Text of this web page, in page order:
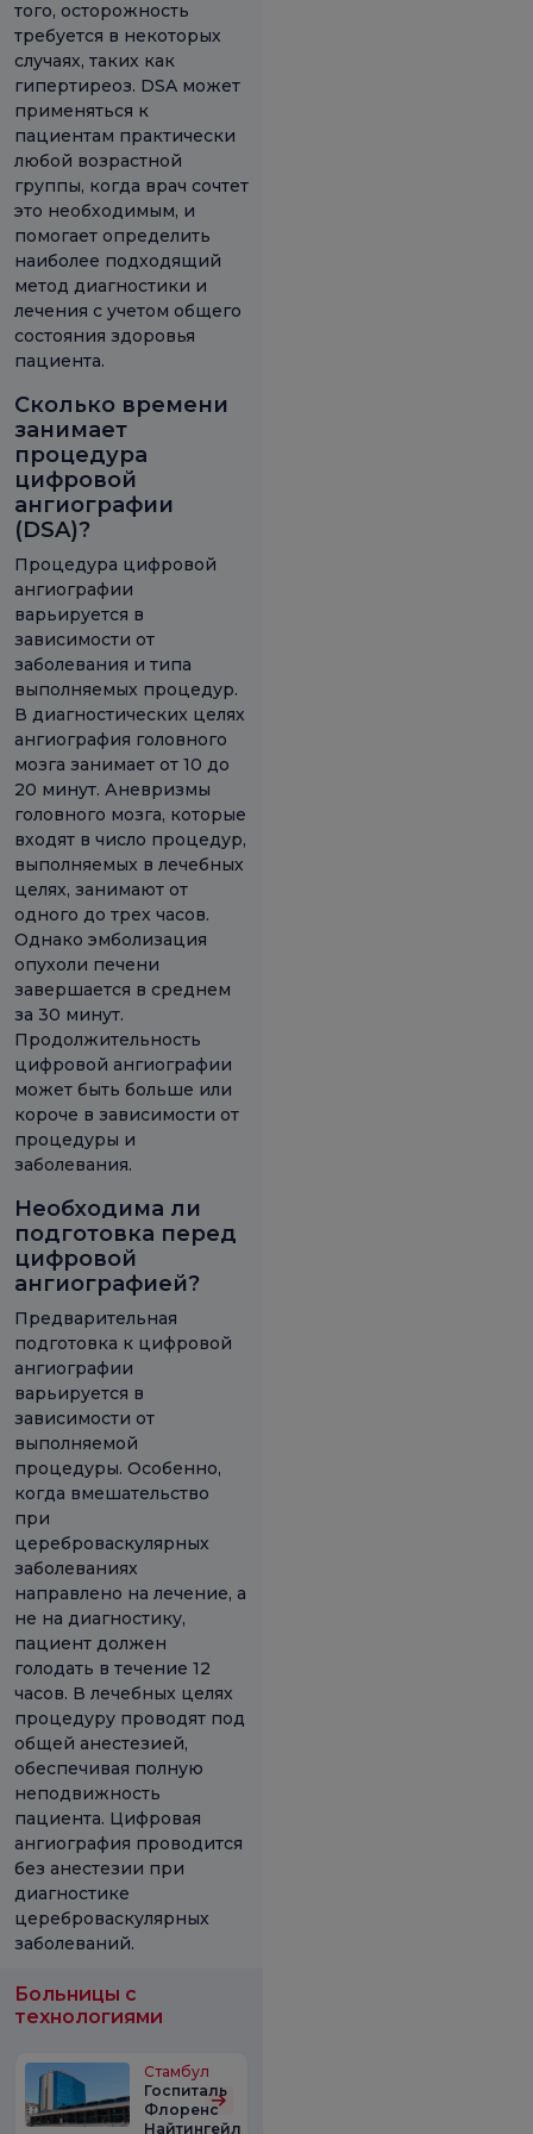
того, осторожность
требуется в некоторых
случаях, таких как
гипертиреоз. DSA может
применяться к
пациентам практически
любой возрастной
группы, когда врач сочтет
это необходимым, и
помогает определить
наиболее подходящий
метод диагностики и
лечения с учетом общего
состояния здоровья
пациента.
Сколько времени
занимает
процедура
цифровой
ангиографии
(DSA)?
Процедура цифровой
ангиографии
варьируется в
зависимости от
заболевания и типа
выполняемых процедур.
В диагностических целях
ангиография головного
мозга занимает от 10 до
20 минут. Аневризмы
головного мозга, которые
входят в число процедур,
выполняемых в лечебных
целях, занимают от
одного до трех часов.
Однако эмболизация
опухоли печени
завершается в среднем
за 30 минут.
Продолжительность
цифровой ангиографии
может быть больше или
короче в зависимости от
процедуры и
заболевания.
Необходима ли
подготовка перед
цифровой
ангиографией?
Предварительная
подготовка к цифровой
ангиографии
варьируется в
зависимости от
выполняемой
процедуры. Особенно,
когда вмешательство
при
цереброваскулярных
заболеваниях
направлено на лечение, а
не на диагностику,
пациент должен
голодать в течение 12
часов. В лечебных целях
процедуру проводят под
общей анестезией,
обеспечивая полную
неподвижность
пациента. Цифровая
ангиография проводится
без анестезии при
диагностике
цереброваскулярных
заболеваний.
Больницы с
технологиями
Стамбул
Госпиталь
Флоренс
Найтингейл